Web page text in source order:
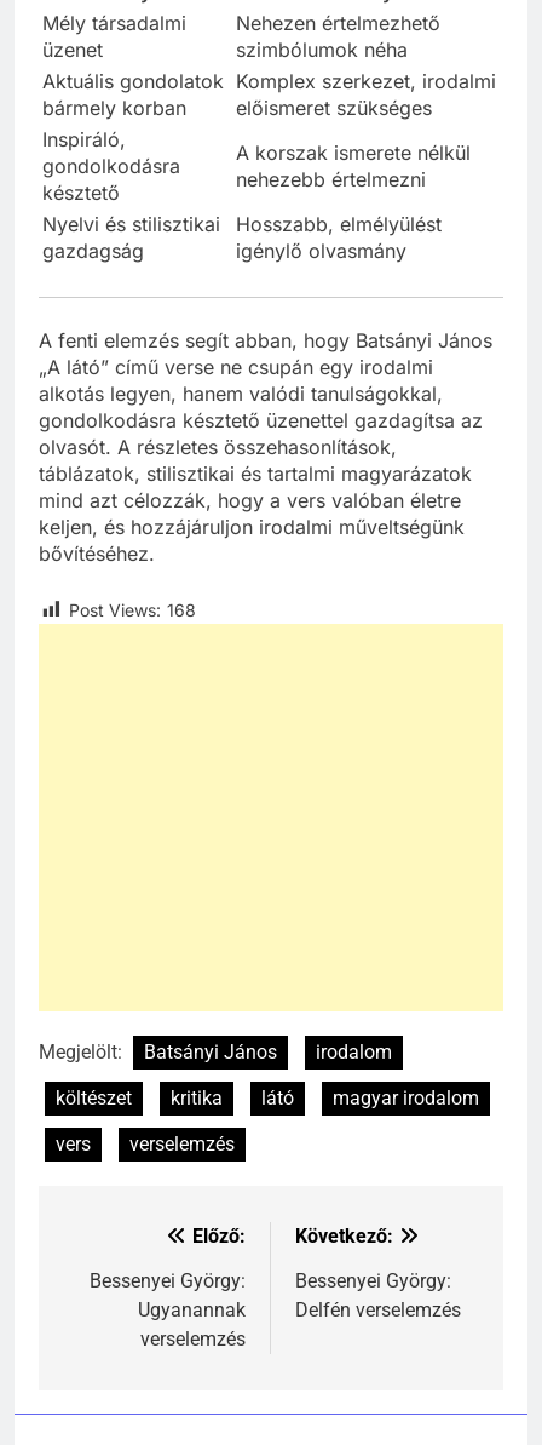
Előnyök
Hátrányok
Mély társadalmi
üzenet
Nehezen értelmezhető
szimbólumok néha
Aktuális gondolatok
bármely korban
Komplex szerkezet, irodalmi
Inspiráló,
gondolkodásra
késztető
A korszak ismerete nélkül
Nyelvi és stilisztikai
Hosszabb, elmélyülést
A fenti elemzés segít abban, hogy Batsányi János
„A látó” című verse ne csupán egy irodalmi
alkotás legyen, hanem valódi tanulságokkal,
gondolkodásra késztető üzenettel gazdagítsa az
olvasót. A részletes összehasonlítások,
táblázatok, stilisztikai és tartalmi magyarázatok
mind azt célozzák, hogy a vers valóban életre
keljen, és hozzájáruljon irodalmi műveltségünk
Batsányi János
irodalom
költészet
kritika látó
magyar irodalom
vers
verselemzés
Bejegyzés
navigáció
Bessenyei György:
Ugyanannak
Bessenyei György:
Ki találta fel a gőzgépet?